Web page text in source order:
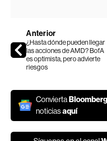
Anterior
¿Hasta dónde pueden llegar
las acciones de AMD? BofA
es optimista, pero advierte
riesgos
Convierta
noticiasaquí